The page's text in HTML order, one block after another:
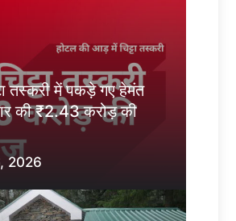
तस्करी में पकड़े गए हेमंत
की ₹2.43 करोड़ की
2026